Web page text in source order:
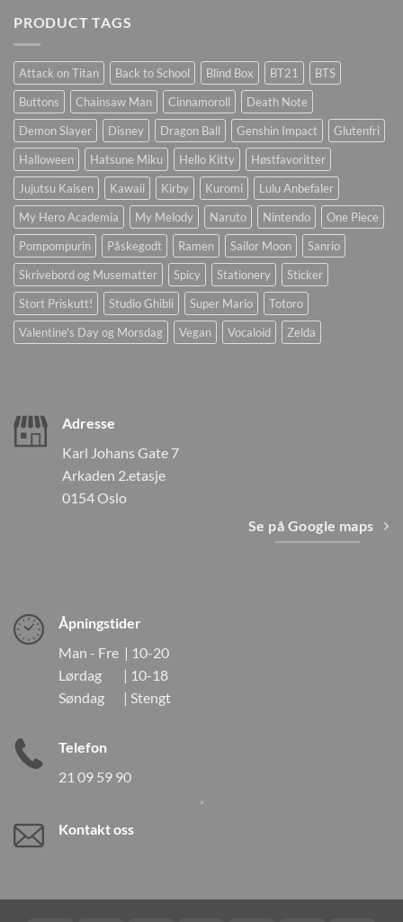
PRODUCT TAGS
Attack on Titan Back to School Blind Box BT21
BTS
Buttons
Chainsaw Man Cinnamoroll
Death Note
Demon Slayer
Disney Dragon Ball Genshin Impact
Glutenfri
Halloween
Hatsune Miku Hello Kitty
Høstfavoritter
Jujutsu Kaisen
Kawaii Kirby Kuromi
Lulu Anbefaler
My Hero Academia
My Melody Naruto Nintendo
One Piece
Pompompurin
Påskegodt Ramen Sailor Moon
Sanrio
Skrivebord og Musematter
Spicy Stationery
Sticker
Stort Priskutt!
Studio Ghibli Super Mario
Totoro
Valentine's Day og Morsdag
Vegan Vocaloid Zelda
Adresse
Karl Johans Gate 7
Arkaden 2.etasje
0154 Oslo
Se på Google maps
Åpningstider
Man - Fre | 10-20
Lørdag | 10-18
Søndag | Stengt
Telefon
21 09 59 90
Kontakt oss